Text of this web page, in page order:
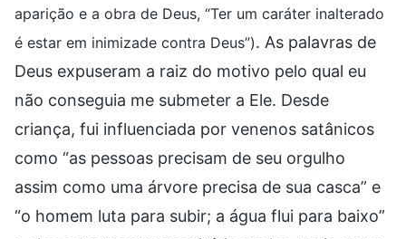
aparição e a obra de Deus, “Ter um caráter inalterado
é estar em inimizade contra Deus”). As palavras de
Deus expuseram a raiz do motivo pelo qual eu
não conseguia me submeter a Ele. Desde
criança, fui influenciada por venenos satânicos
como “as pessoas precisam de seu orgulho
assim como uma árvore precisa de sua casca” e
“o homem luta para subir; a água flui para baixo”